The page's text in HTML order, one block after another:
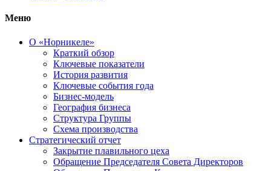
Меню
О «Норникеле»
Краткий обзор
Ключевые показатели
История развития
Ключевые события года
Бизнес-модель
География бизнеса
Структура Группы
Схема производства
Стратегический отчет
Закрытие плавильного цеха
Обращение Председателя Совета Директоров